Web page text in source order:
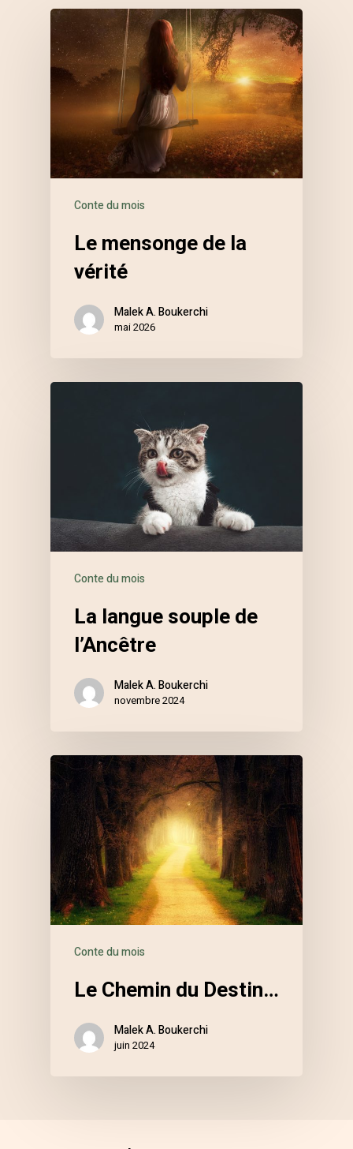
Conte du mois
Le mensonge de la
vérité
Malek A. Boukerchi
mai 2026
Conte du mois
La langue souple de
l’Ancêtre
Malek A. Boukerchi
novembre 2024
Conte du mois
Le Chemin du Destin…
Malek A. Boukerchi
juin 2024